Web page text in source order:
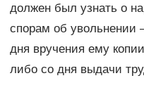
должен был узнать о
спорам об увольнении
дня вручения ему
либо со дня выдачи